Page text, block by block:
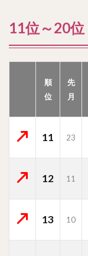
11位～20位
順
位
先
月
11 23
12 11
13 10